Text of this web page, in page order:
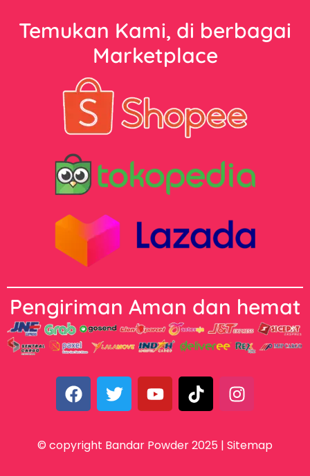
Temukan Kami, di berbagai
Marketplace
Pengiriman Aman dan hemat
© copyright Bandar Powder 2025 | Sitemap